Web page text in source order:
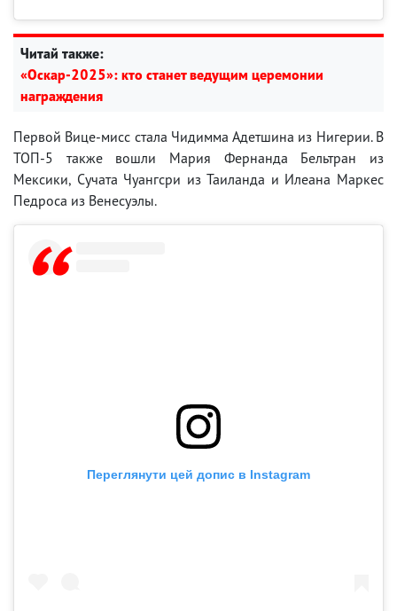
Читай также:
«Оскар-2025»: кто станет ведущим церемонии
награждения
Первой Вице-мисс стала Чидимма Адетшина из Нигерии. В
ТОП-5 также вошли Мария Фернанда Бельтран из
Мексики, Сучата Чуангсри из Таиланда и Илеана Маркес
Педроса из Венесуэлы.
Переглянути цей допис в Instagram